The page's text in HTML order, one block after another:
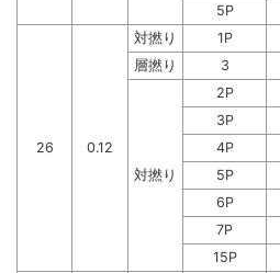
5P
26 0.12
対撚り 1P
層撚り 3
対撚り
2P
3P
4P
5P
6P
7P
15P